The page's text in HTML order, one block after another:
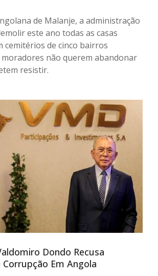
de Malanje, a administração
este ano todas as casas
cemitérios de cinco bairros
não querem abandonar
resistir.
Dondo Recusa
Corrupção Em Angola